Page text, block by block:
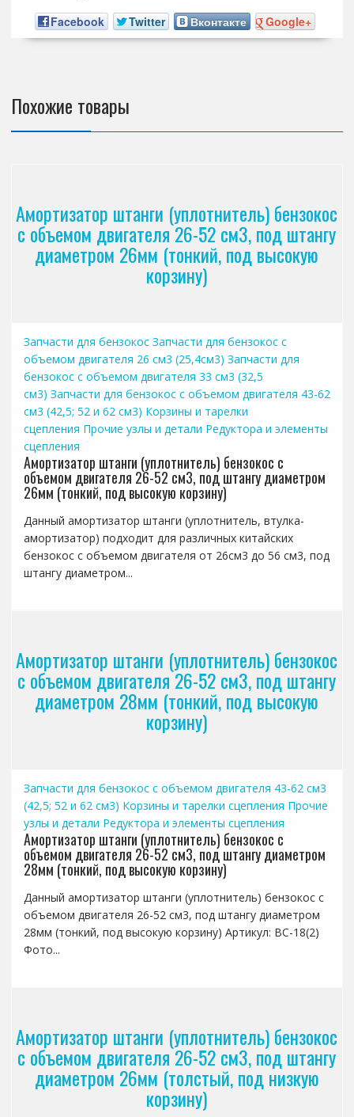
Facebook Twitter Вконтакте Google+
Похожие товары
Амортизатор штанги (уплотнитель) бензокос
с объемом двигателя 26-52 см3, под штангу
диаметром 26мм (тонкий, под высокую
корзину)
Запчасти для бензокос Запчасти для бензокос с
объемом двигателя 26 см3 (25,4см3) Запчасти для
бензокос с объемом двигателя 33 см3 (32,5
см3) Запчасти для бензокос с объемом двигателя 43-62
см3 (42,5; 52 и 62 см3) Корзины и тарелки
сцепления Прочие узлы и детали Редуктора и элементы
сцепления
Амортизатор штанги (уплотнитель) бензокос с
объемом двигателя 26-52 см3, под штангу диаметром
26мм (тонкий, под высокую корзину)
Данный амортизатор штанги (уплотнитель, втулка-
амортизатор) подходит для различных китайских
бензокос с объемом двигателя от 26см3 до 56 см3, под
штангу диаметром...
Амортизатор штанги (уплотнитель) бензокос
с объемом двигателя 26-52 см3, под штангу
диаметром 28мм (тонкий, под высокую
корзину)
Запчасти для бензокос с объемом двигателя 43-62 см3
(42,5; 52 и 62 см3) Корзины и тарелки сцепления Прочие
узлы и детали Редуктора и элементы сцепления
Амортизатор штанги (уплотнитель) бензокос с
объемом двигателя 26-52 см3, под штангу диаметром
28мм (тонкий, под высокую корзину)
Данный амортизатор штанги (уплотнитель) бензокос с
объемом двигателя 26-52 см3, под штангу диаметром
28мм (тонкий, под высокую корзину) Артикул: BC-18(2)
Фото...
Амортизатор штанги (уплотнитель) бензокос
с объемом двигателя 26-52 см3, под штангу
диаметром 26мм (толстый, под низкую
корзину)